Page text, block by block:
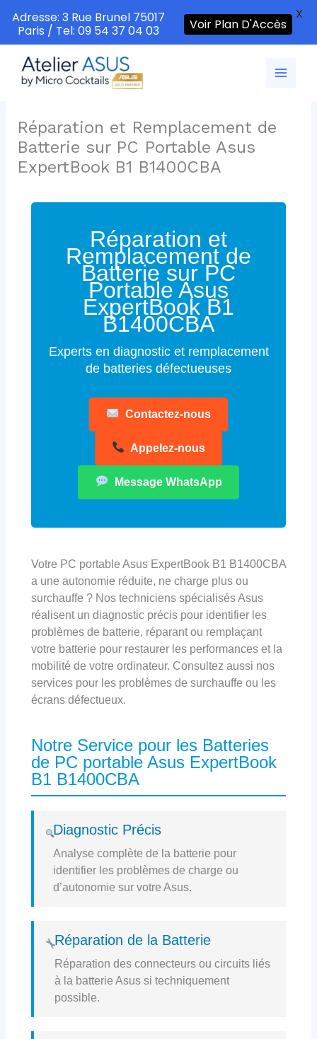
contenu
Réparation et Remplacement de
Batterie sur PC Portable Asus
ExpertBook B1 B1400CBA
Réparation et
Remplacement de
Batterie sur PC
Portable Asus
ExpertBook B1
B1400CBA
Experts en diagnostic et remplacement
de batteries défectueuses
Contactez-nous
Appelez-nous
Message WhatsApp
Votre PC portable Asus ExpertBook B1 B1400CBA
a une autonomie réduite, ne charge plus ou
surchauffe ? Nos techniciens spécialisés Asus
réalisent un diagnostic précis pour identifier les
problèmes de batterie, réparant ou remplaçant
votre batterie pour restaurer les performances et la
mobilité de votre ordinateur. Consultez aussi nos
services pour les problèmes de surchauffe ou les
écrans défectueux.
Notre Service pour les Batteries
de PC portable Asus ExpertBook
B1 B1400CBA
Diagnostic Précis
Analyse complète de la batterie pour
identifier les problèmes de charge ou
d’autonomie sur votre Asus.
Réparation de la Batterie
Réparation des connecteurs ou circuits liés
à la batterie Asus si techniquement
possible.
Adresse: 3 Rue Brunel 75017
Paris / Tel: 09 54 37 04 03
Voir Plan D'Accès
X